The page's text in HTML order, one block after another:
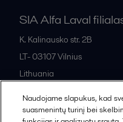
SIA Alfa Laval
K. Kalinausko str. 2B
LT- 03107Vilnius
Lithuania
Naudojame slapukus, kad
suasmenintų turinį bei